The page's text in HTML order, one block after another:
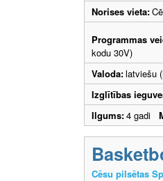
Norises vieta:
Programmas
kodu 30V)
Valoda:latviešu
Izglītības
Ilgums:4 gadi
Cēsu pilsētas